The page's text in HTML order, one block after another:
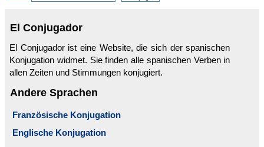
El Conjugador
El Conjugador ist eine Website, die sich der spanischen
Konjugation widmet. Sie finden alle spanischen Verben in
allen Zeiten und Stimmungen konjugiert.
Andere Sprachen
Französische Konjugation
Englische Konjugation